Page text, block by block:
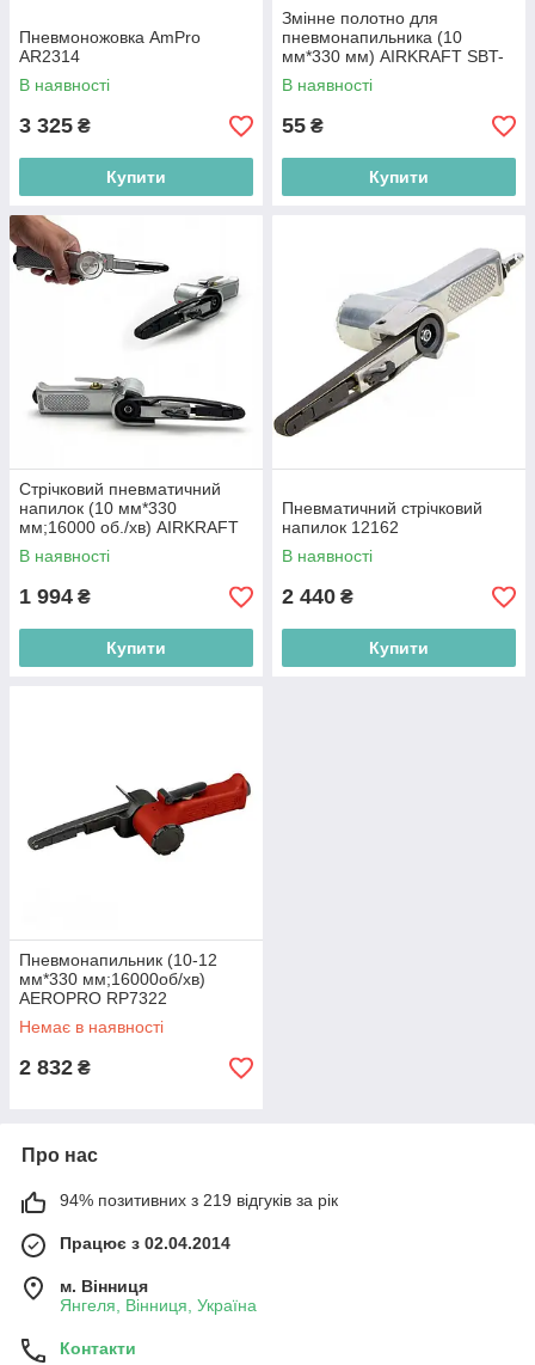
Пневмоножовка AmPro
AR2314
В наявності
3 325 ₴
Купити
Змінне полотно для
пневмонапильника (10
мм*330 мм) AIRKRAFT SBT-
001
В наявності
55 ₴
Купити
Стрічковий пневматичний
напилок (10 мм*330
мм;16000 об./хв) AIRKRAFT
AT-480
В наявності
1 994 ₴
Купити
Пневматичний стрічковий
напилок 12162
В наявності
2 440 ₴
Купити
Пневмонапильник (10-12
мм*330 мм;16000об/хв)
AEROPRO RP7322
Немає в наявності
2 832 ₴
Про нас
94% позитивних з 219 відгуків за рік
Працює з 02.04.2014
м. Вінниця
Янгеля, Вінниця, Україна
Контакти